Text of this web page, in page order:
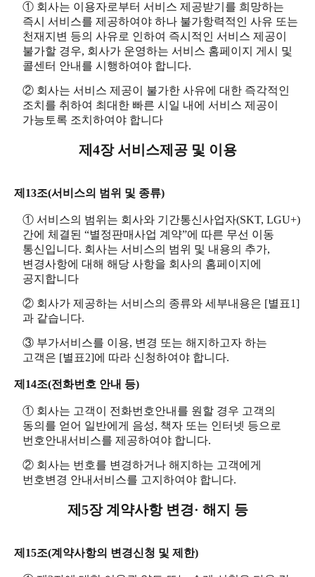
① 회사는 이용자로부터 서비스 제공받기를 희망하는
즉시 서비스를 제공하여야 하나 불가항력적인 사유 또는
천재지변 등의 사유로 인하여 즉시적인 서비스 제공이
불가할 경우, 회사가 운영하는 서비스 홈페이지 게시 및
콜센터 안내를 시행하여야 합니다.
② 회사는 서비스 제공이 불가한 사유에 대한 즉각적인
조치를 취하여 최대한 빠른 시일 내에 서비스 제공이
가능토록 조치하여야 합니다
제4장 서비스제공 및 이용
제13조(서비스의 범위 및 종류)
① 서비스의 범위는 회사와 기간통신사업자(SKT, LGU+)
간에 체결된 “별정판매사업 계약”에 따른 무선 이동
통신입니다. 회사는 서비스의 범위 및 내용의 추가,
변경사항에 대해 해당 사항을 회사의 홈페이지에
공지합니다
② 회사가 제공하는 서비스의 종류와 세부내용은 [별표1]
과 같습니다.
③ 부가서비스를 이용, 변경 또는 해지하고자 하는
고객은 [별표2]에 따라 신청하여야 합니다.
제14조(전화번호 안내 등)
① 회사는 고객이 전화번호안내를 원할 경우 고객의
동의를 얻어 일반에게 음성, 책자 또는 인터넷 등으로
번호안내서비스를 제공하여야 합니다.
② 회사는 번호를 변경하거나 해지하는 고객에게
번호변경 안내서비스를 고지하여야 합니다.
제5장 계약사항 변경· 해지 등
제15조(계약사항의 변경신청 및 제한)